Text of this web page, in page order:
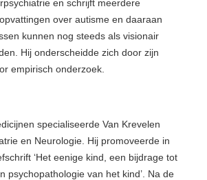
en schrijft meerdere
over autisme en daaraan
kunnen nog steeds als visionair
Hij onderscheidde zich door zijn
empirisch onderzoek.
specialiseerde Van Krevelen
en Neurologie. Hij promoveerde in
‘Het eenige kind, een bijdrage tot
psychopathologie van het kind’. Na de